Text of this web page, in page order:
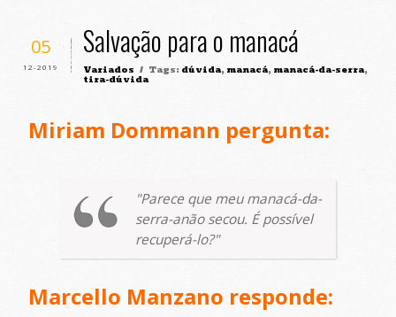
05
12-2019
Salvação para o manacá
Variados / Tags: dúvida, manacá, manacá-da-serra,
tira-dúvida
Miriam Dommann pergunta:
Parece que meu manacá-da-
serra-anão secou. É possível
recuperá-lo?
Marcello Manzano responde: